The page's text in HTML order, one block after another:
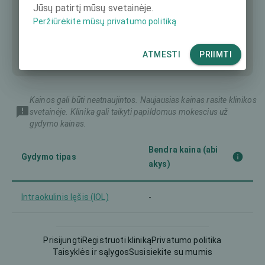
Kainos gali būti neatnaujintos. Naujausias kainas rasite klinikos
svetainėje. Klinika gali taikyti papildomus mokescius už
gydymo kainas.
Gydymo tipas
Bendra kaina (abi
akys)
Intraokulinis lęšis (IOL) -
procedūraPrisijungtiRegistruoti klinikąPrivatumo politika
Taisyklės ir sąlygosSusisiekite su mumis
Jūsų patirtį mūsų svetainėje.
Peržiūrėkite mūsų privatumo politiką
ATMESTI PRIIMTI